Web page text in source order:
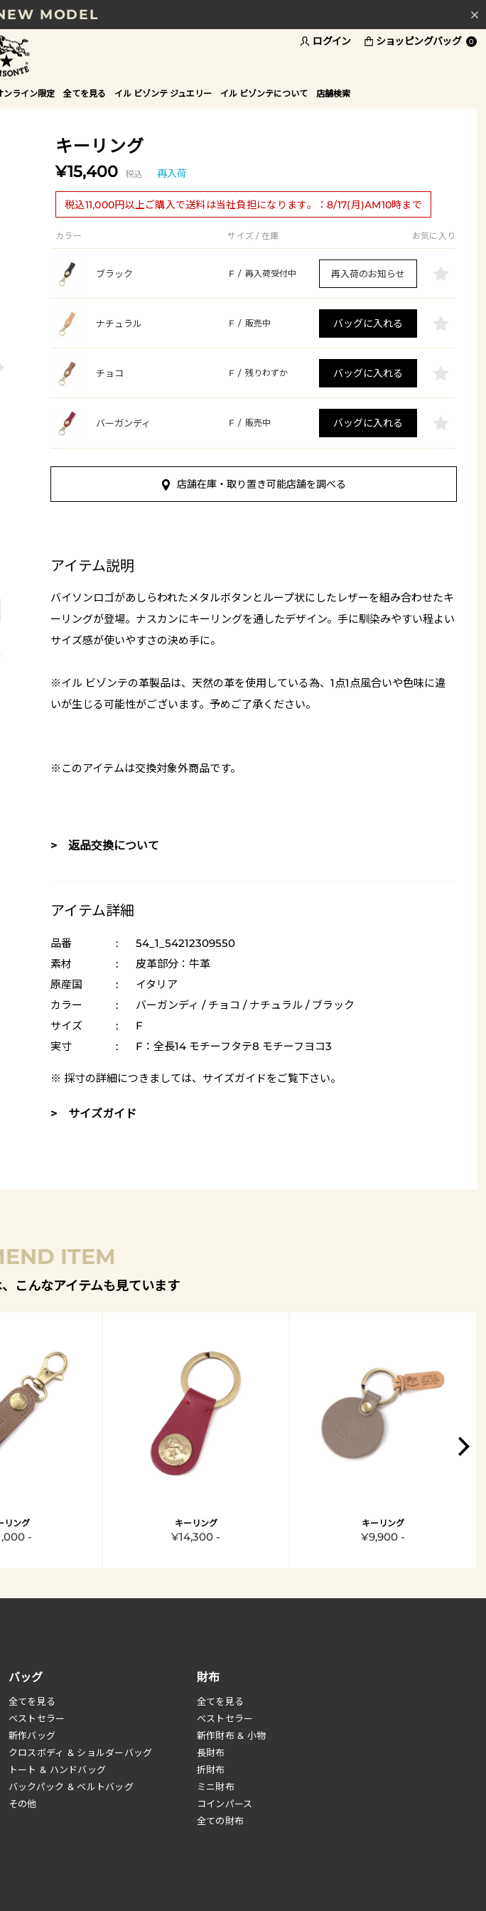
MODEL
円以上で送料無料
る、新しいギフトガイド
LEATHER
ログイン ショッピングバッグ 0
ンライン限定 全てを見る イル ビゾンテ ジュエリー イル ビゾンテについて 店舗検索
キーリング
¥15,400 税込 再入荷
税込11,000円以上ご購入で送料は当社負担になります。：8/17(月)AM10時まで
カラー サイズ / 在庫 お気に入り
ブラック F / 再入荷受付中 再入荷のお知らせ
ナチュラル F / 販売中 バッグに入れる
チョコ F / 残りわずか バッグに入れる
バーガンディ F / 販売中 バッグに入れる
店舗在庫・取り置き可能店舗を調べる
アイテム説明
バイソンロゴがあしらわれたメタルボタンとループ状にしたレザーを組み合わせたキ
ーリングが登場。ナスカンにキーリングを通したデザイン。手に馴染みやすい程よい
サイズ感が使いやすさの決め手に。
※イル ビゾンテの革製品は、天然の革を使用している為、1点1点風合いや色味に違
いが生じる可能性がございます。予めご了承ください。
※このアイテムは交換対象外商品です。
> 返品交換について
アイテム詳細
品番 :
54_1_54212309550
素材
:
皮革部分：牛革
原産国
:
イタリア
カラー
:
バーガンディ / チョコ / ナチュラル / ブラック
サイズ
:
F
実寸
: F：全長14 モチーフタテ8 モチーフヨコ3
※ 採寸の詳細につきましては、 サイズガイドをご覧下さい。
> サイズガイド
ITEM
こんなアイテムも見ています
リング
-
キーリング
¥14,300 -
キーリング
¥9,900 -
財布
全てを見る
べストセラー
新作財布 & 小物
長財布
折財布
ミニ財布
コインパース
全ての財布
バッグ
全てを見る
ベストセラー
新作バッグ
クロスボディ & ショルダーバッグ
トート & ハンドバッグ
バックパック & ベルトバッグ
その他